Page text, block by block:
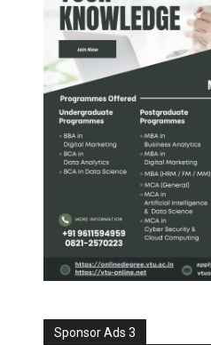
Sponsor Ads 3